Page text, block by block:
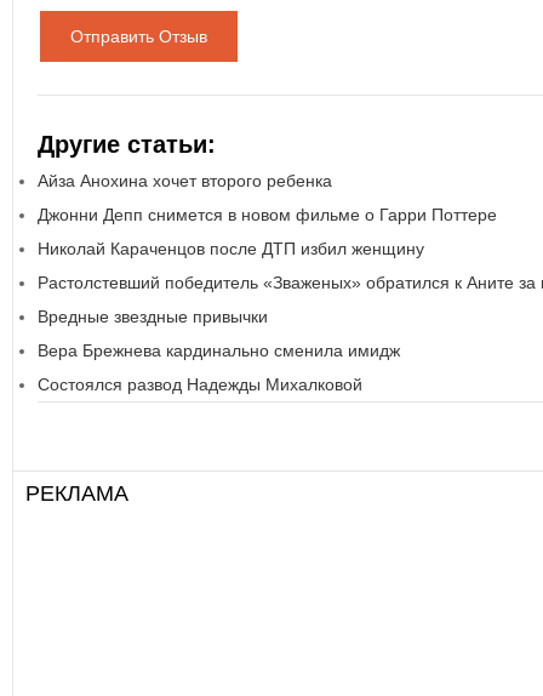
Отправить Отзыв
Другие статьи:
Айза Анохина хочет второго ребенка
Джонни Депп снимется в новом фильме о Гарри Поттере
Николай Караченцов после ДТП избил женщину
Растолстевший победитель «Зваженых» обратился к Аните
Вредные звездные привычки
Вера Брежнева кардинально сменила имидж
Состоялся развод Надежды Михалковой
РЕКЛАМА